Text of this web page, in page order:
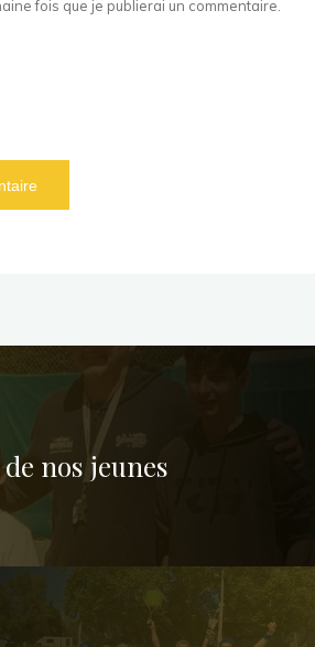
fois que je publierai un commentaire.
nos jeunes